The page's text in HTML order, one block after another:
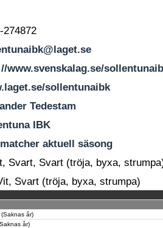
274872
www.svenskalag.se/
sollentunaibk
Tedestam
IBK
aktuell säsong
Svart, Svart (tröja, byxa,
Svart (tröja, byxa, strumpa)
år)
år)